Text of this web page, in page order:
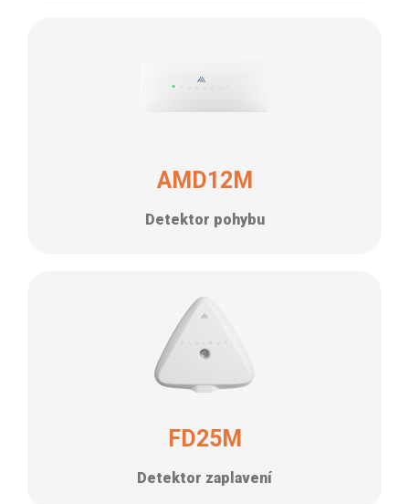
AMD12M
Detektor pohybu
FD25M
Detektor zaplavení